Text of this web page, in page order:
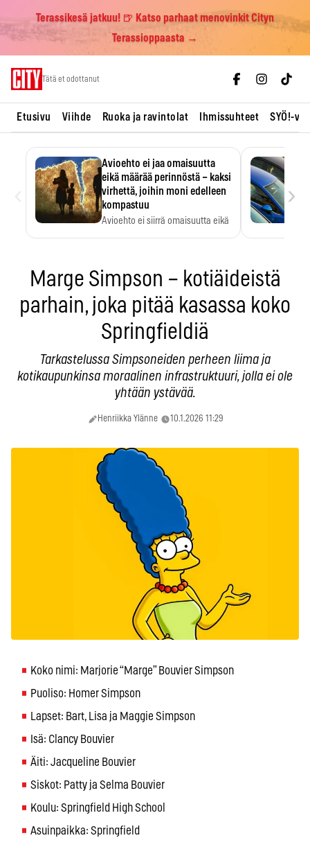
Terassikesä jatkuu! 🍺 Katso parhaat menovinkit Cityn
Terassioppaasta →
Tätä et odottanut
Etusivu Viihde Ruoka ja ravintolat Ihmissuhteet SYÖ!-
Avioehto ei jaa omaisuutta
eikä määrää perinnöstä – kaksi
virhettä, joihin moni edelleen
kompastuu
Avioehto ei siirrä omaisuutta eikä
›
Marge Simpson – kotiäideistä
parhain, joka pitää kasassa koko
Springfieldiä
Tarkastelussa Simpsoneiden perheen liima ja
kotikaupunkinsa moraalinen infrastruktuuri, jolla ei ole
yhtään ystävää.
Henriikka Ylänne 10.1.2026 11:29
Koko nimi: Marjorie “Marge” Bouvier Simpson
Puoliso: Homer Simpson
Lapset: Bart, Lisa ja Maggie Simpson
Isä: Clancy Bouvier
Äiti: Jacqueline Bouvier
Siskot: Patty ja Selma Bouvier
Koulu: Springfield High School
Asuinpaikka: Springfield